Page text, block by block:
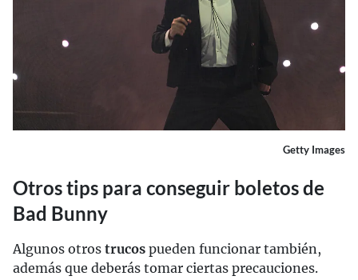
Getty Images
Otros tips para conseguir boletos de
Bad Bunny
Algunos otros trucos pueden funcionar también,
además que deberás tomar ciertas precauciones.